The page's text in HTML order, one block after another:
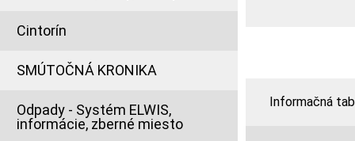
Cintorín
SMÚTOČNÁ KRONIKA
Odpady - Systém ELWIS,
informácie, zberné miesto
Informačná